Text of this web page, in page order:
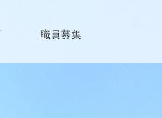
職員募集